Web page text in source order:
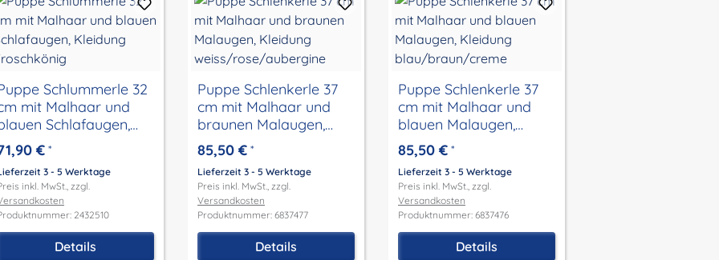
Schlummerle 32
mit Malhaar und
Schlafaugen,
Froschkönig
€ *
3 - 5 Werktage
inkl. MwSt., zzgl.
2432510
Details
Puppe Schlenkerle 37
cm mit Malhaar und
braunen Malaugen,
Kleidung
weiss/rose/aubergine
85,50 € *
Lieferzeit 3 - 5 Werktage
Preis inkl. MwSt., zzgl.
Versandkosten
Produktnummer: 6837477
Details
Puppe Schlenkerle 37
cm mit Malhaar und
blauen Malaugen,
Kleidung
blau/braun/creme
85,50 € *
Lieferzeit 3 - 5 Werktage
Preis inkl. MwSt., zzgl.
Versandkosten
Produktnummer: 6837476
Details